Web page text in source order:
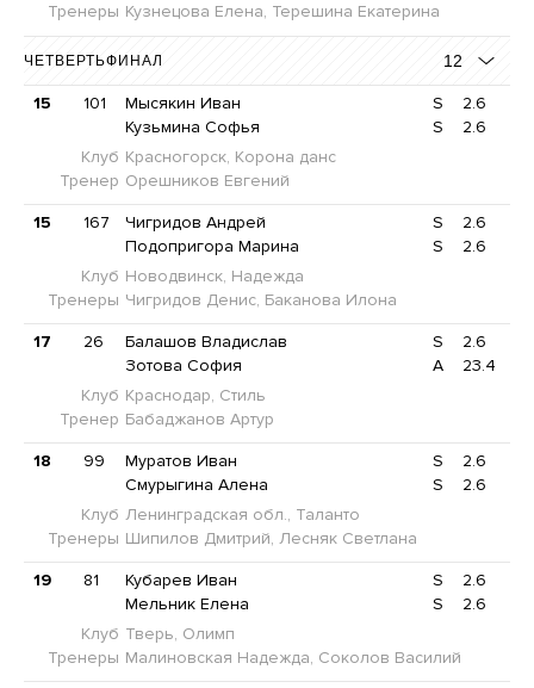
Тренеры Кузнецова Елена, Терешина Екатерина
ЧЕТВЕРТЬФИНАЛ 12
15 101 Мысякин Иван S
2.6
Кузьмина Софья
S
2.6
Клуб Красногорск, Корона данс
Тренер Орешников Евгений
15 167 Чигридов Андрей S
2.6
Подопригора Марина
S
2.6
Клуб Новодвинск, Надежда
Тренеры Чигридов Денис, Баканова Илона
17 26 Балашов Владислав S
2.6
Зотова София
A
23.4
Клуб Краснодар, Стиль
Тренер Бабаджанов Артур
18 99 Муратов Иван S
2.6
Смурыгина Алена
S
2.6
Клуб Ленинградская обл., Таланто
Тренеры Шипилов Дмитрий, Лесняк Светлана
19 81 Кубарев Иван S
2.6
Мельник Елена
S
2.6
Клуб Тверь, Олимп
Тренеры Малиновская Надежда, Соколов Василий